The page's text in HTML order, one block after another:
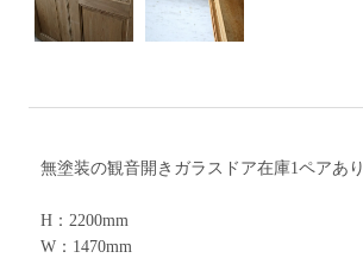
無塗装の観音開きガラスドア在庫1ペアあり
H：2200mm
W：1470mm